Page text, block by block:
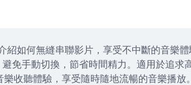
如何無縫串聯影片，享受不中斷的音樂
免手動切換，節省時間精力。適用於追
收聽體驗，享受隨時隨地流暢的音樂播放。